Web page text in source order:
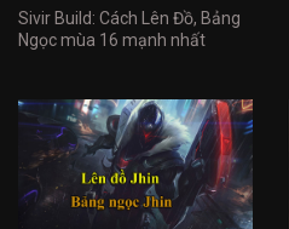
Sivir Build: Cách Lên Đồ, Bảng
Ngọc mùa 16 mạnh nhất